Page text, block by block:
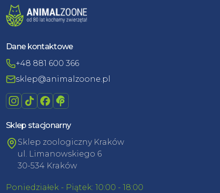
Dane kontaktowe
+48 881 600 366
sklep@animalzoone.pl
Sklep stacjonarny
Sklep zoologiczny Kraków
ul. Limanowskiego 6
30-534 Kraków
Poniedziałek - Piątek: 10:00 - 18:00